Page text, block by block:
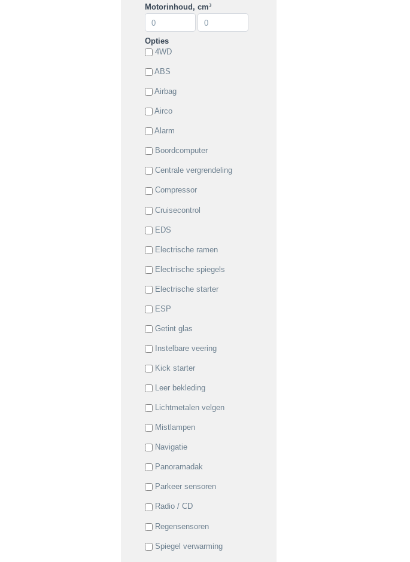
Motorinhoud, cm³
Opties
4WD
ABS
Airbag
Airco
Alarm
Boordcomputer
Centrale vergrendeling
Compressor
Cruisecontrol
EDS
Electrische ramen
Electrische spiegels
Electrische starter
ESP
Getint glas
Instelbare veering
Kick starter
Leer bekleding
Lichtmetalen velgen
Mistlampen
Navigatie
Panoramadak
Parkeer sensoren
Radio / CD
Regensensoren
Spiegel verwarming